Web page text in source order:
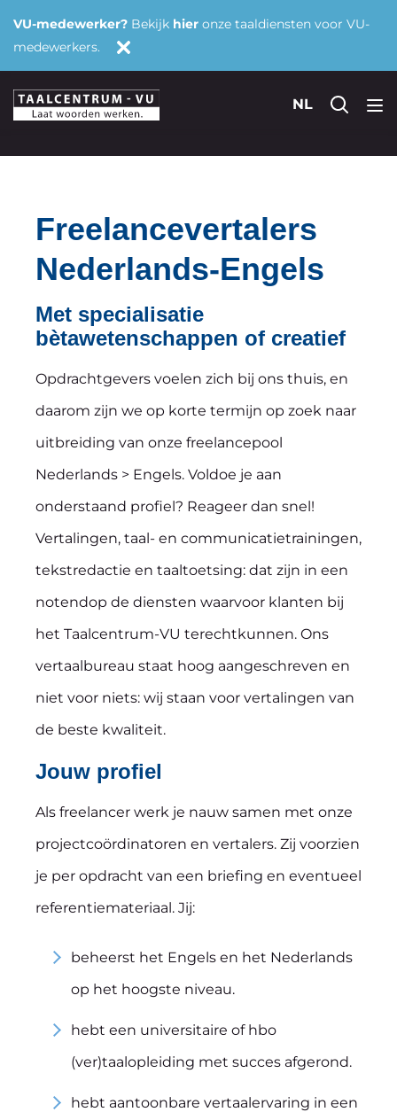
VU-medewerker? Bekijk hier onze taaldiensten voor VU-
medewerkers.
NL
Freelancevertalers
Nederlands-Engels
Met specialisatie
bètawetenschappen of creatief
Opdrachtgevers voelen zich bij ons thuis, en
daarom zijn we op korte termijn op zoek naar
uitbreiding van onze freelancepool
Nederlands > Engels. Voldoe je aan
onderstaand profiel? Reageer dan snel!
Vertalingen, taal- en communicatietrainingen,
tekstredactie en taaltoetsing: dat zijn in een
notendop de diensten waarvoor klanten bij
het Taalcentrum-VU terechtkunnen. Ons
vertaalbureau staat hoog aangeschreven en
niet voor niets: wij staan voor vertalingen van
de beste kwaliteit.
Jouw profiel
Als freelancer werk je nauw samen met onze
projectcoördinatoren en vertalers. Zij voorzien
je per opdracht van een briefing en eventueel
referentiemateriaal. Jij:
beheerst het Engels en het Nederlands
op het hoogste niveau.
hebt een universitaire of hbo
(ver)taalopleiding met succes afgerond.
hebt aantoonbare vertaalervaring in een